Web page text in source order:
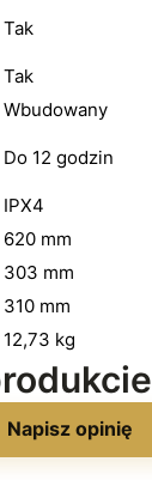
Tak
Tak
Wbudowany
Do 12 godzin
IPX4
620 mm
303 mm
310 mm
12,73 kg
Napisz opinię